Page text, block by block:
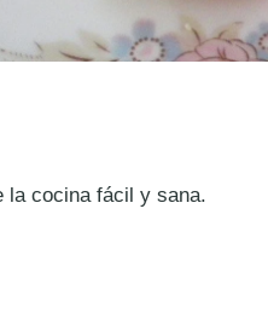
la cocina fácil y sana.